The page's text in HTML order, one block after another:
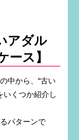
アダル
ース】
中から、“古い
いくつか紹介し
パターンで